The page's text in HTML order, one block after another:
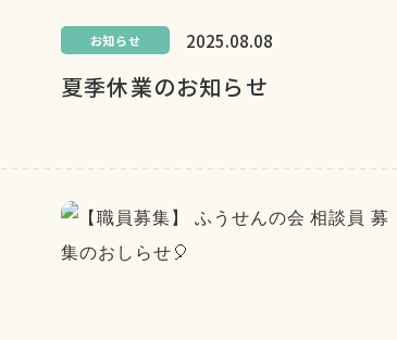
お知らせ 2025.08.08
夏季休業のお知らせ